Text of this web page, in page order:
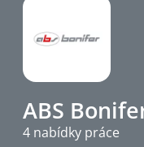
ABS
4 nabídky práce